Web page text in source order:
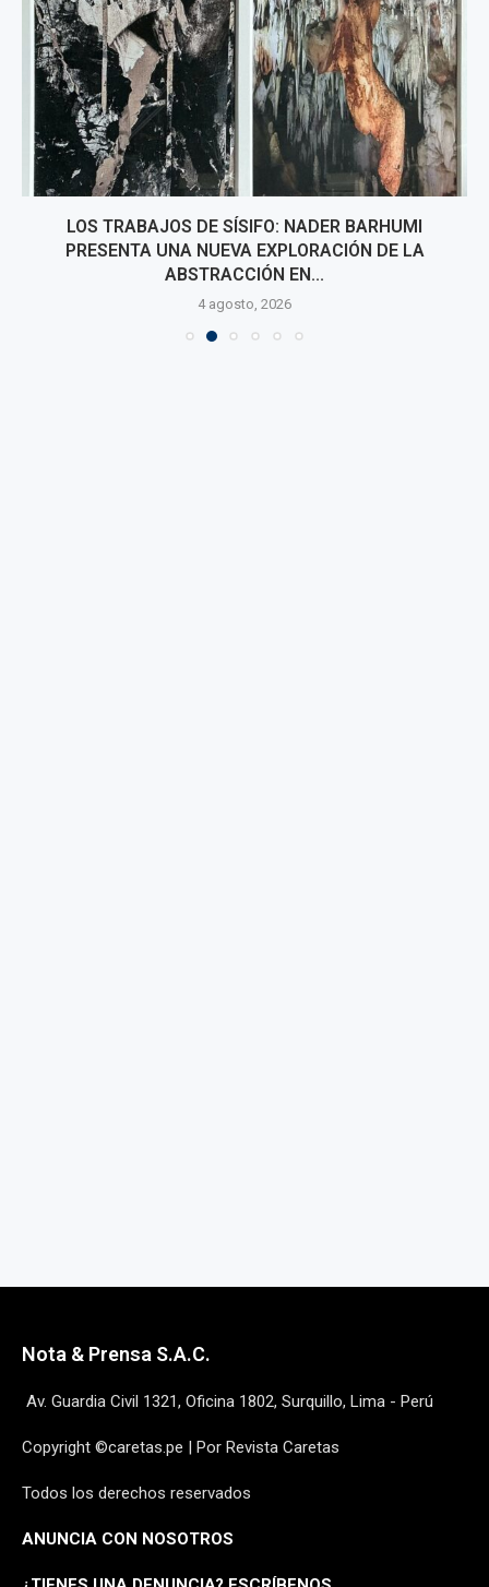
LOS TRABAJOS DE SÍSIFO: NADER BARHUMI
PRESENTA UNA NUEVA EXPLORACIÓN DE LA
ABSTRACCIÓN EN...
4 agosto, 2026
Nota & Prensa S.A.C.
Av. Guardia Civil 1321, Oficina 1802, Surquillo, Lima - Perú
Copyright ©caretas.pe | Por Revista Caretas
Todos los derechos reservados
ANUNCIA CON NOSOTROS